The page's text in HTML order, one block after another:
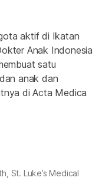
aktif di Ikatan
Anak Indonesia
satu
anak dan
di Acta Medica
St. Luke’s Medical